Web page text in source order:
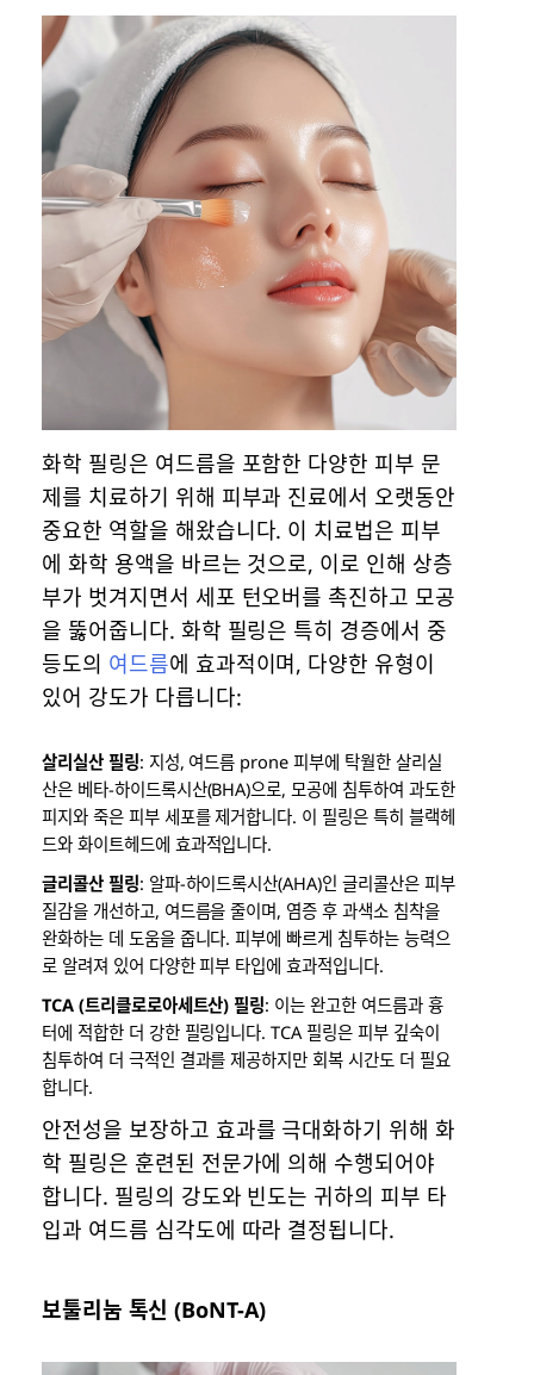
화학 필링은 여드름을 포함한 다양한 피부 문
제를 치료하기 위해 피부과 진료에서 오랫동안
중요한 역할을 해왔습니다. 이 치료법은 피부
에 화학 용액을 바르는 것으로, 이로 인해 상층
부가 벗겨지면서 세포 턴오버를 촉진하고 모공
을 뚫어줍니다. 화학 필링은 특히 경증에서 중
등도의 여드름에 효과적이며, 다양한 유형이
있어 강도가 다릅니다:
살리실산 필링: 지성, 여드름 prone 피부에 탁월한 살리실
산은 베타-하이드록시산(BHA)으로, 모공에 침투하여 과도한
피지와 죽은 피부 세포를 제거합니다. 이 필링은 특히 블랙헤
드와 화이트헤드에 효과적입니다.
글리콜산 필링: 알파-하이드록시산(AHA)인 글리콜산은 피부
질감을 개선하고, 여드름을 줄이며, 염증 후 과색소 침착을
완화하는 데 도움을 줍니다. 피부에 빠르게 침투하는 능력으
로 알려져 있어 다양한 피부 타입에 효과적입니다.
TCA (트리클로로아세트산) 필링: 이는 완고한 여드름과 흉
터에 적합한 더 강한 필링입니다. TCA 필링은 피부 깊숙이
침투하여 더 극적인 결과를 제공하지만 회복 시간도 더 필요
합니다.
안전성을 보장하고 효과를 극대화하기 위해 화
학 필링은 훈련된 전문가에 의해 수행되어야
합니다. 필링의 강도와 빈도는 귀하의 피부 타
입과 여드름 심각도에 따라 결정됩니다.
보툴리눔 톡신 (BoNT-A)